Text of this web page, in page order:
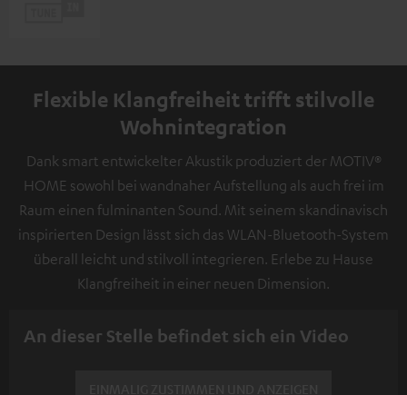
Flexible Klangfreiheit trifft stilvolle
Wohnintegration
Dank smart entwickelter Akustik produziert der MOTIV®
HOME sowohl bei wandnaher Aufstellung als auch frei im
Raum einen fulminanten Sound. Mit seinem skandinavisch
inspirierten Design lässt sich das WLAN-Bluetooth-System
überall leicht und stilvoll integrieren. Erlebe zu Hause
Klangfreiheit in einer neuen Dimension.
An dieser Stelle befindet sich ein Video